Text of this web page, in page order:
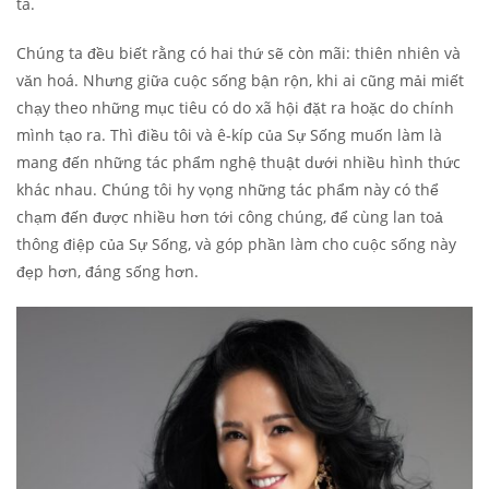
Chúng ta đều biết rằng có hai thứ sẽ còn mãi: thiên nhiên và
văn hoá. Nhưng giữa cuộc sống bận rộn, khi ai cũng mải miết
chạy theo những mục tiêu có do xã hội đặt ra hoặc do chính
mình tạo ra. Thì điều tôi và ê-kíp của Sự Sống muốn làm là
mang đến những tác phẩm nghệ thuật dưới nhiều hình thức
khác nhau. Chúng tôi hy vọng những tác phẩm này có thể
chạm đến được nhiều hơn tới công chúng, để cùng lan toả
thông điệp của Sự Sống, và góp phần làm cho cuộc sống này
đẹp hơn, đáng sống hơn.